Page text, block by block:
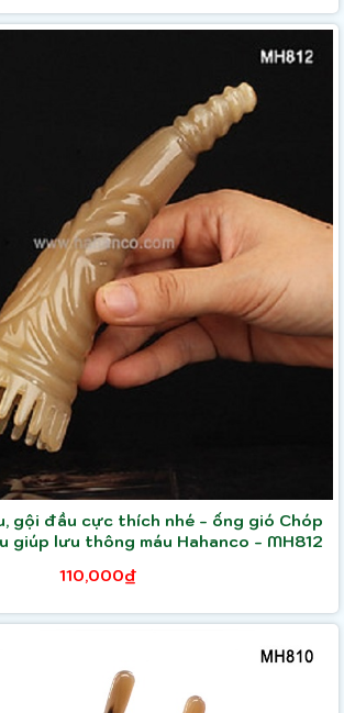
gội đầu cực thích nhé - ống gió Chóp
sừng Massa đầu giúp lưu thông máu Hahanco - MH812
110,000₫